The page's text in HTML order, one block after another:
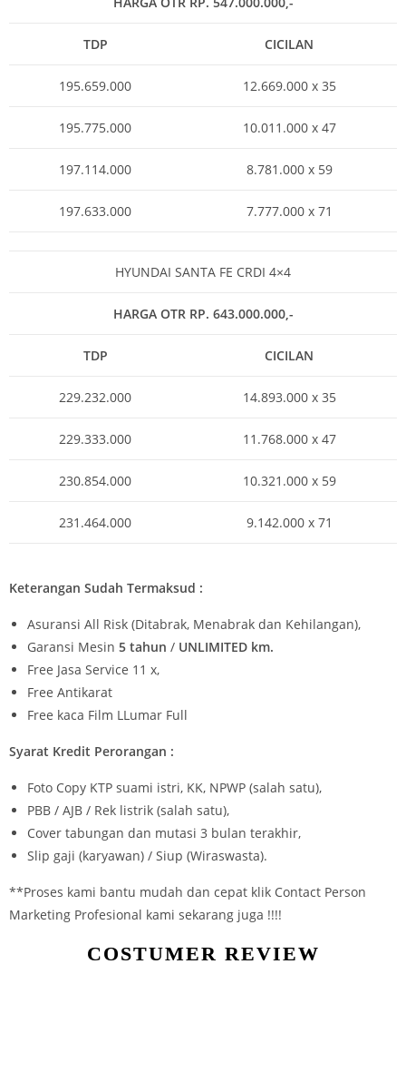
TDP CICILAN
195.659.000 12.669.000 x 35
195.775.000 10.011.000 x 47
197.114.000 8.781.000 x 59
197.633.000 7.777.000 x 71
HYUNDAI SANTA FE CRDI 4×4
HARGA OTR RP. 643.000.000,-
TDP CICILAN
229.232.000 14.893.000 x 35
229.333.000 11.768.000 x 47
230.854.000 10.321.000 x 59
231.464.000 9.142.000 x 71
Keterangan Sudah Termaksud :
Asuransi All Risk (Ditabrak, Menabrak dan Kehilangan),
Garansi Mesin 5 tahun / UNLIMITED km.
Free Jasa Service 11 x,
Free Antikarat
Free kaca Film LLumar Full
Syarat Kredit Perorangan :
Foto Copy KTP suami istri, KK, NPWP (salah satu),
PBB / AJB / Rek listrik (salah satu),
Cover tabungan dan mutasi 3 bulan terakhir,
Slip gaji (karyawan) / Siup (Wiraswasta).
**Proses kami bantu mudah dan cepat klik Contact Person
Marketing Profesional kami sekarang juga !!!!
COSTUMER REVIEW